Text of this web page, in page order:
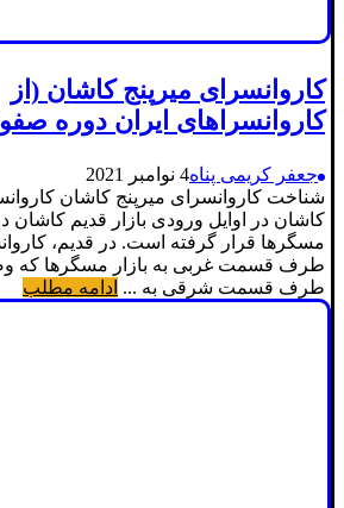
کاروانسرای میرپنج کاشان (از
کاروانسراهای ایران دوره
جعفر کریمی پناه4 نوامبر 2021
شناخت کاروانسرای میرپنج کاشان
کاشان در اوایل ورودی بازار قدیم کاشان
مسگرها قرار گرفته است. در قدیم،
طرف قسمت غربی به بازار مسگرها که
طرف قسمت شرقی به ... ادامه مطلب